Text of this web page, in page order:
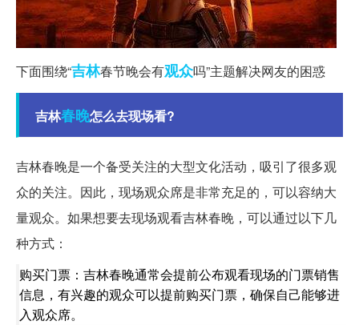
下面围绕“吉林春节晚会有观众吗”主题解决网友的困惑
吉林春晚怎么去现场看?
吉林春晚是一个备受关注的大型文化活动，吸引了很多观
众的关注。因此，现场观众席是非常充足的，可以容纳大
量观众。如果想要去现场观看吉林春晚，可以通过以下几
种方式：
购买门票：吉林春晚通常会提前公布观看现场的门票销售
信息，有兴趣的观众可以提前购买门票，确保自己能够进
入观众席。